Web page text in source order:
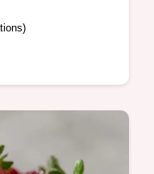
Inclut un
une crème